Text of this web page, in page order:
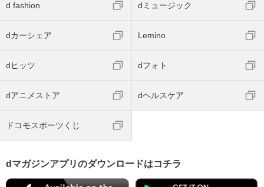
d fashion dミュージック
dカーシェア Lemino
dヒッツ dフォト
dアニメストア dヘルスケア
ドコモスポーツくじ
dマガジンアプリのダウンロードはコチラ